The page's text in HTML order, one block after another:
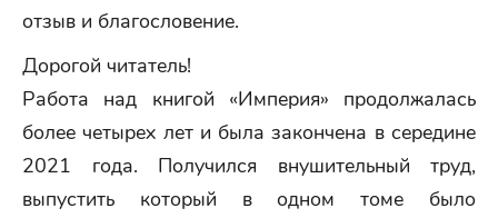
отзыв и благословение.
Дорогой читатель!
Работа над книгой «Империя» продолжалась
более четырех лет и была закончена в середине
2021 года. Получился внушительный труд,
выпустить который в одном томе было